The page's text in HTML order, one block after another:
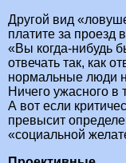
Другой вид
платите за проезд
«Вы когда-нибудь
отвечать так, как
нормальные люди
Ничего ужасного в
А вот если
превысит
«социальной